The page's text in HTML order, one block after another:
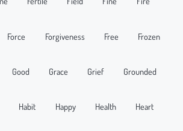
Force Forgiveness Free Frozen
Good Grace Grief Grounded
Habit Happy Health Heart